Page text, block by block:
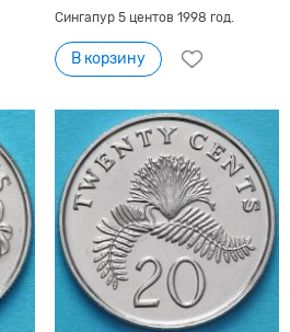
Сингапур 5 центов 1998 год.
В корзину